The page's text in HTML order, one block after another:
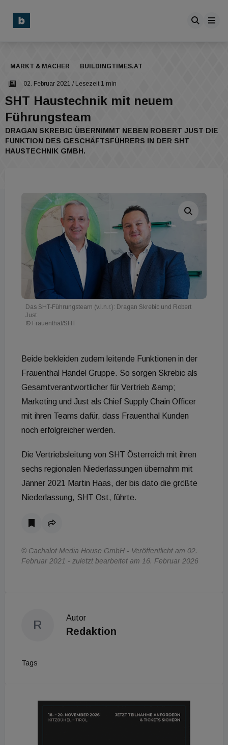
MARKT & MACHER BUILDINGTIMES.AT
02. Februar 2021 / Lesezeit 1 min
SHT Haustechnik mit neuem
Führungsteam
DRAGAN SKREBIC ÜBERNIMMT NEBEN ROBERT JUST DIE
FUNKTION DES GESCHÄFTSFÜHRERS IN DER SHT
HAUSTECHNIK GMBH.
Das SHT-Führungsteam (v.l.n.r.): Dragan Skrebic und Robert
Just
© Frauenthal/SHT
Beide bekleiden zudem leitende Funktionen in der
Frauenthal Handel Gruppe. So sorgen Skrebic als
Gesamtverantwortlicher für Vertrieb &amp;
Marketing und Just als Chief Supply Chain Officer
mit ihren Teams dafür, dass Frauenthal Kunden
noch erfolgreicher werden.
Die Vertriebsleitung von SHT Österreich mit ihren
sechs regionalen Niederlassungen übernahm mit
Jänner 2021 Martin Haas, der bis dato die größte
Niederlassung, SHT Ost, führte.
© Cachalot Media House GmbH - Veröffentlicht am 02.
Februar 2021 - zuletzt bearbeitet am 16. Februar 2026
R
Autor
Redaktion
Tags